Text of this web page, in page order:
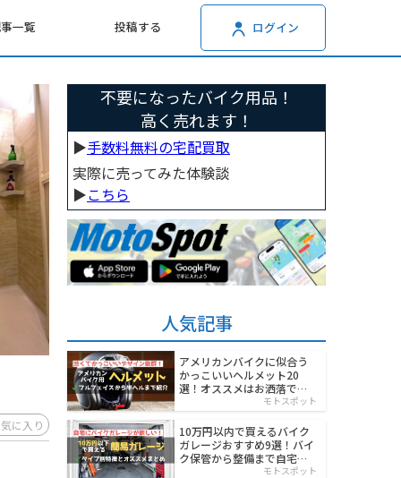
一覧 投稿する ログイン
に入り
不要になったバイク用品！
高く売れます！
▶︎手数料無料の宅配買取
実際に売ってみた体験談
▶︎こちら
人気記事
アメリカンバイクに似合う
かっこいいヘルメット20
選！オススメはお洒落でワ
モトスポット
10万円以内で買えるバイク
ガレージおすすめ9選！バイ
ク保管から整備まで自宅で
モトスポット